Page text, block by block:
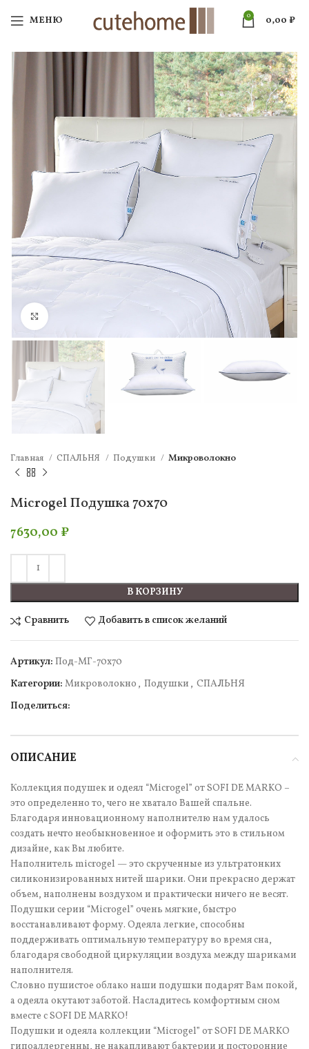
МЕНЮ 0 0,00 ₽
Главная СПАЛЬНЯ Подушки Микроволокно
Microgel Подушка 70х70
7630,00 ₽
В КОРЗИНУ
Сравнить Добавить в список желаний
Артикул: Под-МГ-70х70
Категории: Микроволокно , Подушки , СПАЛЬНЯ
Поделиться:
ОПИСАНИЕ
Коллекция подушек и одеял “Microgel” от SOFI DE MARKO –
это определенно то, чего не хватало Вашей спальне.
Благодаря инновационному наполнителю нам удалось
создать нечто необыкновенное и оформить это в стильном
дизайне, как Вы любите.
Наполнитель microgel — это скрученные из ультратонких
силиконизированных нитей шарики. Они прекрасно держат
объем, наполнены воздухом и практически ничего не весят.
Подушки серии “Microgel” очень мягкие, быстро
восстанавливают форму. Одеяла легкие, способны
поддерживать оптимальную температуру во время сна,
благодаря свободной циркуляции воздуха между шариками
наполнителя.
Словно пушистое облако наши подушки подарят Вам покой,
а одеяла окутают заботой. Насладитесь комфортным сном
вместе с SOFI DE MARKO!
Подушки и одеяла коллекции “Microgel” от SOFI DE MARKO